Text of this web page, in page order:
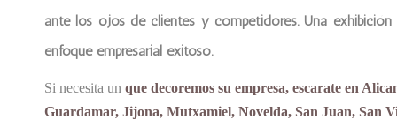
ante los ojos de clientes y competidores. Una
enfoque empresarial exitoso.
Si necesita un que decoremos su empresa, escarate en
Guardamar, Jijona, Mutxamiel, Novelda, San Juan, San